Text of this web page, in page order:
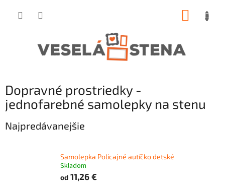
Dopravné prostriedky -
jednofarebné samolepky na stenu
Najpredávanejšie
Samolepka Policajné autíčko detské
Skladom
od 11,26 €